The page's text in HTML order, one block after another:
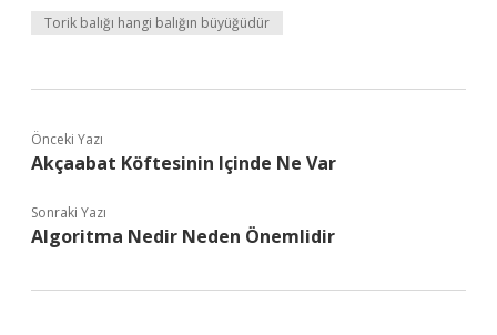
Torik balığı hangi balığın büyüğüdür
Önceki Yazı
Akçaabat Köftesinin Içinde Ne Var
Sonraki Yazı
Algoritma Nedir Neden Önemlidir